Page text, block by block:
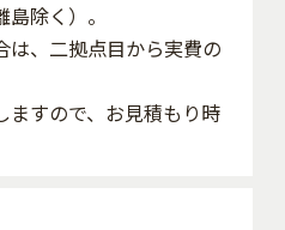
除く）。
は、二拠点目から実費の
ますので、お見積もり時